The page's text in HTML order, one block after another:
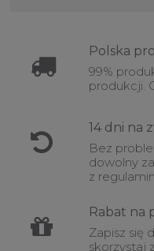
Polska
99%
produkcji.
14 dni na
Bez
dowolny
z
Rabat na
Zapisz się
skorzystaj